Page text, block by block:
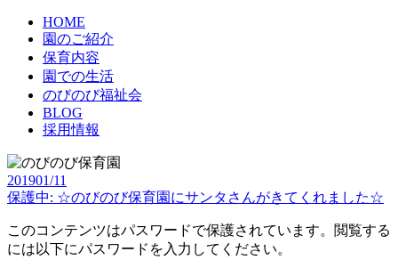
HOME
園のご紹介
保育内容
園での生活
のびのび福祉会
BLOG
採用情報
201901/11
保護中: ☆のびのび保育園にサンタさんがきてくれました☆
このコンテンツはパスワードで保護されています。閲覧する
には以下にパスワードを入力してください。